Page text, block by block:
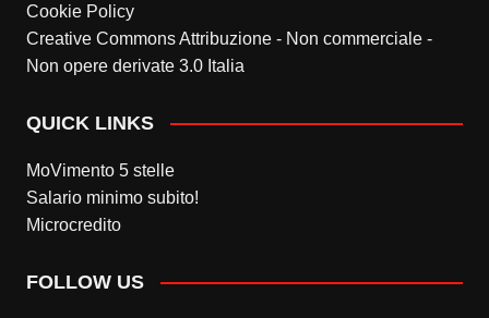
Cookie Policy
Creative Commons Attribuzione - Non commerciale -
Non opere derivate 3.0 Italia
QUICK LINKS
MoVimento 5 stelle
Salario minimo subito!
Microcredito
FOLLOW US